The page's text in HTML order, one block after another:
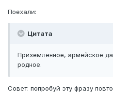
Поехали:
Цитата
Приземленное, армейское
родное.
Совет: попробуй эту фразу